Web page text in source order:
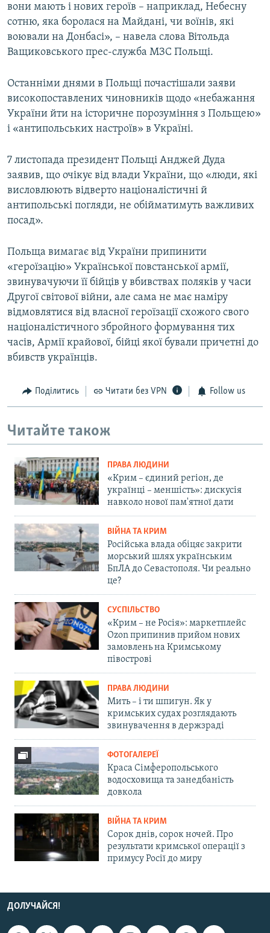
вони мають і нових героїв – наприклад, Небесну
сотню, яка боролася на Майдані, чи воїнів, які
воювали на Донбасі», – навела слова Вітольда
Ващиковського прес-служба МЗС Польщі.
Останніми днями в Польщі почастішали заяви
високопоставлених чиновників щодо «небажання
України йти на історичне порозуміння з Польщею»
і «антипольських настроїв» в Україні.
7 листопада президент Польщі Анджей Дуда
заявив, що очікує від влади України, що «люди, які
висловлюють відверто націоналістичні й
антипольські погляди, не обійматимуть важливих
посад».
Польща вимагає від України припинити
«героїзацію» Української повстанської армії,
звинувачуючи її бійців у вбивствах поляків у часи
Другої світової війни, але сама не має наміру
відмовлятися від власної героїзації схожого свого
націоналістичного збройного формування тих
часів, Армії крайової, бійці якої бували причетні до
вбивств українців.
Поділитись Читати без VPN Follow us
Читайте також
ПРАВА ЛЮДИНИ
«Крим – єдиний регіон, де
українці – меншість»: дискусія
навколо нової пам'ятної дати
ВІЙНА ТА КРИМ
Російська влада обіцяє закрити
морський шлях українським
БпЛА до Севастополя. Чи реально
це?
СУСПІЛЬСТВО
«Крим – не Росія»: маркетплейс
Ozon припинив прийом нових
замовлень на Кримському
півострові
ПРАВА ЛЮДИНИ
Мить – і ти шпигун. Як у
кримських судах розглядають
звинувачення в держзраді
ФОТОГАЛЕРЕЇ
Краса Сімферопольського
водосховища та занедбаність
довкола
ВІЙНА ТА КРИМ
Сорок днів, сорок ночей. Про
результати кримської операції з
примусу Росії до миру
ДОЛУЧАЙСЯ!